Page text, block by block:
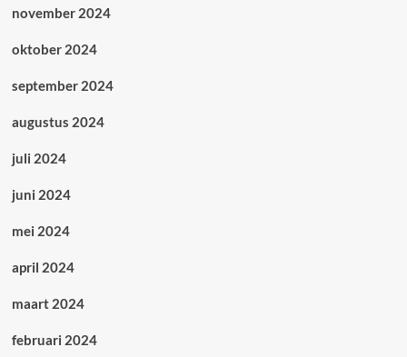
november 2024
oktober 2024
september 2024
augustus 2024
juli 2024
juni 2024
mei 2024
april 2024
maart 2024
februari 2024